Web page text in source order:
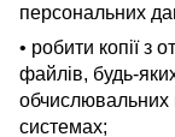
персональних
• робити копії з
файлів, будь-
системах;